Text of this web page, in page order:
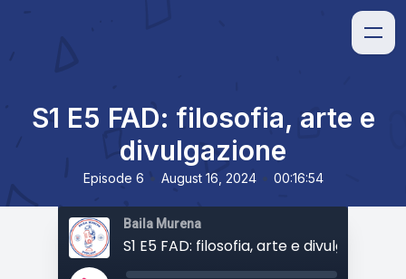
S1 E5 FAD: filosofia, arte e
divulgazione
Episode 6 • August 16, 2024 • 00:16:54
Baila Murena
S1 E5 FAD: filosofia, arte e divulgazione